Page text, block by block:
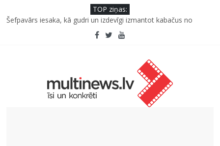
TOP ziņas:
Šefpavārs iesaka, kā gudri un izdevīgi izmantot kabačus no
sezonas sākuma līdz pat ziemai
Jauno izpildītāju konkursam “Frekvence 2026”
nesalaužamā ticība Latvijai ir mūsu valsts spēka pamats
Viens klikšķis līdz maksājumam vai viens mirklis līdz krāpšanai?
Kā neuzkāpt uz tiem pašiem grābekļiem: 5 iespējamās kļūdas
biznesa izaugsmē